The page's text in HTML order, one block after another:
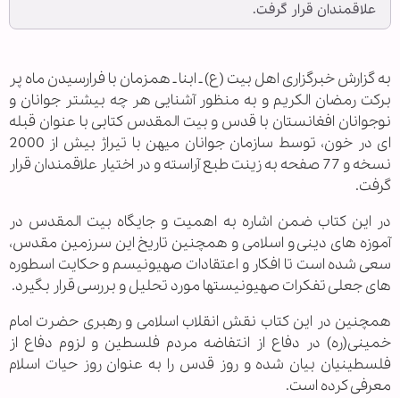
علاقمندان قرار گرفت.
به گزارش خبرگزاری اهل بیت (ع) ـ ابنا ـ همزمان با فرارسیدن ماه پر
برکت رمضان الکریم و به منظور آشنایی هر چه بیشتر جوانان و
نوجوانان افغانستان با قدس و بیت المقدس کتابی با عنوان قبله
ای در خون، توسط سازمان جوانان میهن با تیراژ بیش از 2000
نسخه و 77 صفحه به زینت طبع آراسته و در اختیار علاقمندان قرار
گرفت.
در این کتاب ضمن اشاره به اهمیت و جایگاه بیت المقدس در
آموزه های دینی و اسلامی و همچنین تاریخ این سرزمین مقدس،
سعی شده است تا افکار و اعتقادات صهیونیسم و حکایت اسطوره
های جعلی تفکرات صهیونیستها مورد تحلیل و بررسی قرار بگیرد.
همچنین در این کتاب نقش انقلاب اسلامی و رهبری حضرت امام
خمینی(ره) در دفاع از انتفاضه مردم فلسطین و لزوم دفاع از
فلسطینیان بیان شده و روز قدس را به عنوان روز حیات اسلام
معرفی کرده است.